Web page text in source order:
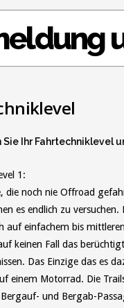
Ihr Fahrtechniklevel
1:
die noch nie Offroad
es endlich zu versuchen.
auf einfachem bis
keinen Fall das
Das Einzige das es
einem Motorrad. Die
Bergauf- und Bergab-